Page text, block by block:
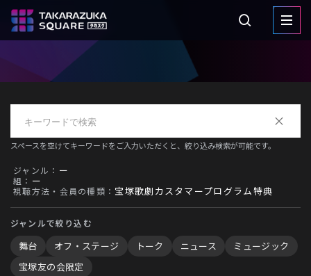
スペースを空けてキーワードをご入力いただくと、絞り込み検索が可能です。
ジャンル： ー
組： ー
視聴方法・会員の種類： 宝塚歌劇カスタマープログラム特典
ジャンルで絞り込む
舞台 オフ・ステージ トーク ニュース
ミュージック
宝塚友の会限定